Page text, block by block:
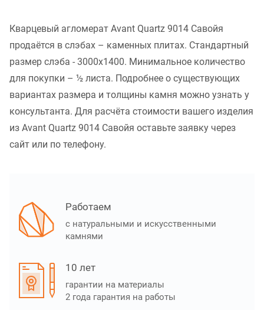
Кварцевый агломерат Avant Quartz 9014 Савойя
продаётся в слэбах – каменных плитах. Стандартный
размер слэба - 3000x1400. Минимальное количество
для покупки – ½ листа. Подробнее о существующих
вариантах размера и толщины камня можно узнать у
консультанта. Для расчёта стоимости вашего изделия
из Avant Quartz 9014 Савойя оставьте заявку через
сайт или по телефону.
Работаем
с натуральными и искусственными
камнями
10 лет
гарантии на материалы
2 года гарантия на работы